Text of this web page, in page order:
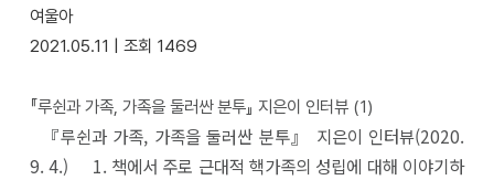
여울아
2021.05.11 |
조회 1469
『루쉰과 가족, 가족을 둘러싼 분투』 지은이 인터뷰 (1)
『루쉰과 가족, 가족을 둘러싼 분투』 지은이 인터뷰(2020.
9. 4.) 1. 책에서 주로 근대적 핵가족의 성립에 대해 이야기하